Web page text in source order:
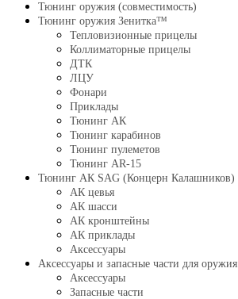
Тюнинг оружия (совместимость)
Тюнинг оружия Зенитка™
Тепловизионные прицелы
Коллиматорные прицелы
ДТК
ЛЦУ
Фонари
Приклады
Тюнинг АК
Тюнинг карабинов
Тюнинг пулеметов
Тюнинг AR-15
Тюнинг АК SAG (Концерн Калашников)
АК цевья
АК шасси
АК кронштейны
АК приклады
Аксессуары
Аксессуары и запасные части для оружия
Аксессуары
Запасные части